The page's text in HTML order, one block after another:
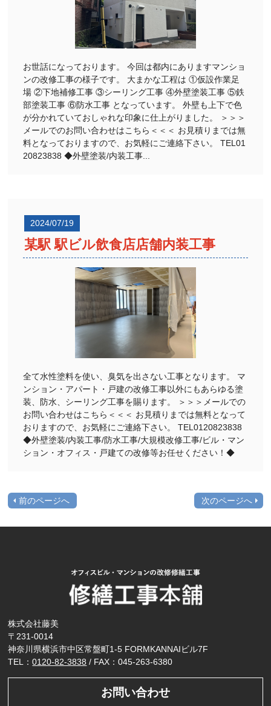
お世話になっております。 今回は都内にありますマンショ
ンの改修工事の様子です。 大まかな工程は ①仮設作業足
場 ②下地補修工事 ③シーリング工事 ④外壁塗装工事 ⑤鉄
部塗装工事 ⑥防水工事 となっています。 外壁も上下で色
が分かれていておしゃれな印象に仕上がりました。 ＞＞＞
メールでのお問い合わせはこちら＜＜＜ お見積りまでは無
料となっておりますので、お気軽にご連絡下さい。 TEL01
20823838 ◆外壁塗装/内装工事...
2024/07/19
某駅 駅ビル飲食店店舗内装工事
全て水性塗料を使い、臭気を出さない工事となります。 マ
ンション・アパート・戸建の改修工事以外にもあらゆる塗
装、防水、シーリング工事を賜ります。 ＞＞＞メールでの
お問い合わせはこちら＜＜＜ お見積りまでは無料となって
おりますので、お気軽にご連絡下さい。 TEL0120823838
◆外壁塗装/内装工事/防水工事/大規模改修工事/ビル・マン
ション・オフィス・戸建ての改修等お任せください！◆
前のページへ 次のページへ
株式会社藤美
〒231-0014
神奈川県横浜市中区常盤町1-5 FORMKANNAIビル7F
TEL：0120-82-3838 / FAX：045-263-6380
お問い合わせ